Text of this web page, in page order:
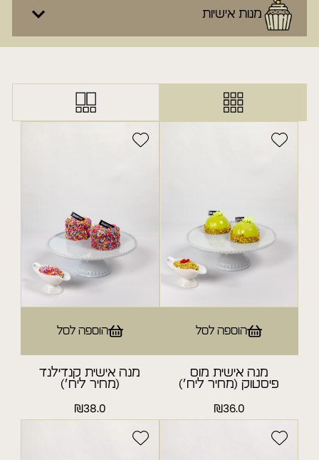
מנות אישיות
טורטים פרימיום
עוגות שמרים
עוגיות
עוגות גבינה ופרי
עוגיות פרימיום
הוספה לסל
מנה אישית מוס
פיסטוק (מחיר ליח׳)
₪36.0
הוספה לסל
מנה אישית קנדילנד
(מחיר ליח׳)
₪38.0